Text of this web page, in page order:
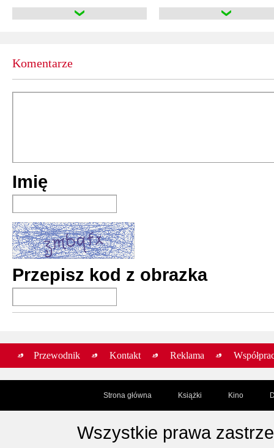
Komentarze
Imię
Przepisz kod z obrazka
Przewodnik Kontakt Reklama
Strona główna Książki Kino
Wszystkie prawa